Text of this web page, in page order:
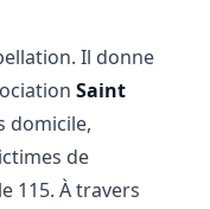
Il donne
Saint
domicile,
de
115. À travers